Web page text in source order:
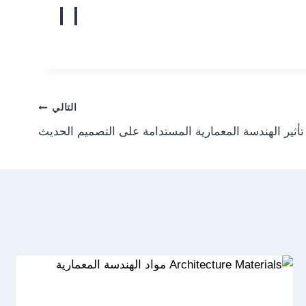
التالي
تأثير الهندسة المعمارية المستدامة على التصميم الحديث